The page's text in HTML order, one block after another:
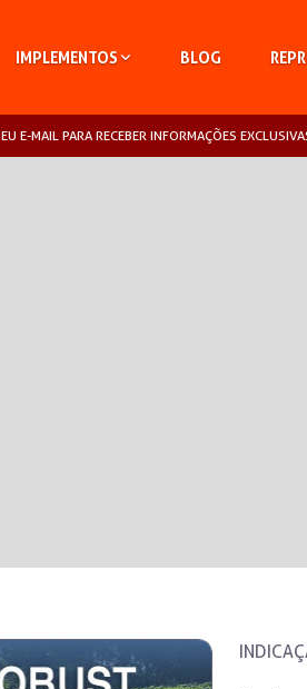
IMPLEMENTOS BLOG
E-MAIL PARA RECEBER INFORMAÇÕES